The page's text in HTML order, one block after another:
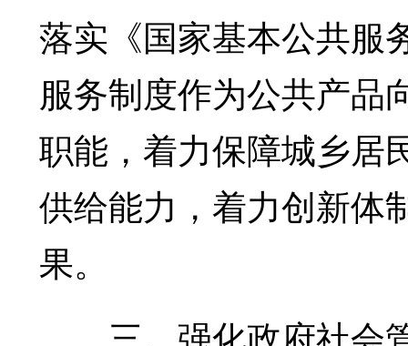
落实《国家基本公共服
服务制度作为公共产品
职能，着力保障城乡居
供给能力，着力创新体
果。
三、强化政府社会